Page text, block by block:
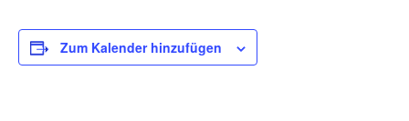
Zum Kalender hinzufügen